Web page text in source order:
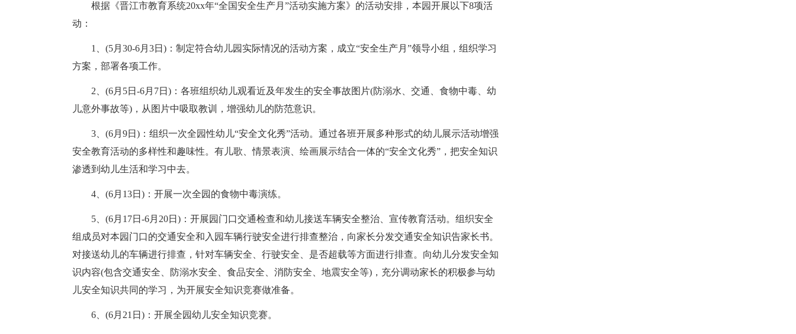
根据《晋江市教育系统20xx年“全国安全生产月”活动实施方案》的活动安排，本园开展以下8项活
动：
1、(5月30-6月3日)：制定符合幼儿园实际情况的活动方案，成立“安全生产月”领导小组，组织学习
方案，部署各项工作。
2、(6月5日-6月7日)：各班组织幼儿观看近及年发生的安全事故图片(防溺水、交通、食物中毒、幼
儿意外事故等)，从图片中吸取教训，增强幼儿的防范意识。
3、(6月9日)：组织一次全园性幼儿“安全文化秀”活动。通过各班开展多种形式的幼儿展示活动增强
安全教育活动的多样性和趣味性。有儿歌、情景表演、绘画展示结合一体的“安全文化秀”，把安全知识
渗透到幼儿生活和学习中去。
4、(6月13日)：开展一次全园的食物中毒演练。
5、(6月17日-6月20日)：开展园门口交通检查和幼儿接送车辆安全整治、宣传教育活动。组织安全
组成员对本园门口的交通安全和入园车辆行驶安全进行排查整治，向家长分发交通安全知识告家长书。
对接送幼儿的车辆进行排查，针对车辆安全、行驶安全、是否超载等方面进行排查。向幼儿分发安全知
识内容(包含交通安全、防溺水安全、食品安全、消防安全、地震安全等)，充分调动家长的积极参与幼
儿安全知识共同的学习，为开展安全知识竞赛做准备。
6、(6月21日)：开展全园幼儿安全知识竞赛。